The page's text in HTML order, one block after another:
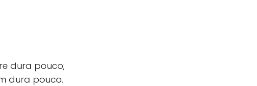
dura pouco;
dura pouco.